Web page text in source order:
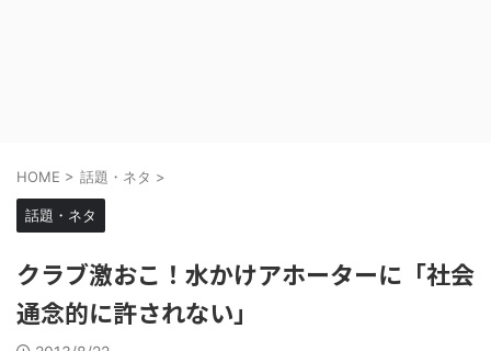
HOME > 話題・ネタ >
話題・ネタ
クラブ激おこ！水かけアホーターに「社会
通念的に許されない」